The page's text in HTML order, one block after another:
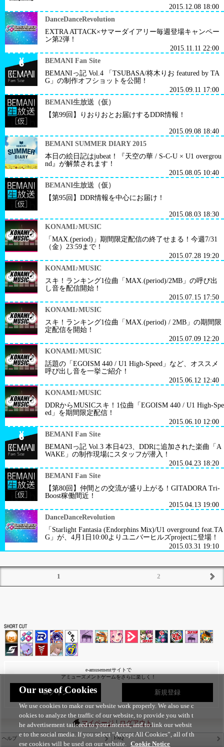
2015.12.08 18:00
DanceDanceRevolution
EXTRA ATTACK×サマーダイアリー毎週登場キャンペー
ン第2弾！
2015.11.11 22:00
BEMANI Fan Site
BEMANIっ記 Vol.4 「TSUBASA/柊木りお featured by TA
G」の制作オフショットを公開！
2015.09.11 17:00
BEMANI生放送（仮）
【第99回】りおりおとお届けするDDR情報！
2015.09.08 18:40
BEMANI SUMMER DIARY 2015
本日の絵日記はjubeat！『天空の華 / S-C-U × U1 overgrou
nd』が解禁されます！
2015.08.05 10:40
BEMANI生放送（仮）
【第95回】DDR情報を中心にお届け！
2015.08.03 18:30
KONAMI♪MUSIC
「MAX.(period)」期間限定配信の終了せまる！今週7/31
（金）23:59まで！
2015.07.28 19:20
KONAMI♪MUSIC
スキ！ランキング1位曲「MAX.(period)/2MB」の呼び出
し音を配信開始！
2015.07.15 17:50
KONAMI♪MUSIC
スキ！ランキング1位曲「MAX.(period) / 2MB」の期間限
定配信を開始！
2015.07.09 12:20
KONAMI♪MUSIC
話題の「EGOISM 440 / U1 High-Speed」など、オススメ
呼び出し音を一挙ご紹介！
2015.06.12 12:40
KONAMI♪MUSIC
DDRからMUSICスキ！1位曲「EGOISM 440 / U1 High-Spe
ed」を期間限定配信！
2015.06.10 12:00
BEMANI Fan Site
BEMANIっ記 Vol.3 本日4/23、DDRに追加された楽曲「A
WAKE」の制作現場にスタッフが潜入！
2015.04.23 18:20
BEMANI Fan Site
【第80回】仲間との交流が盛り上がる！GITADORA Tri-
Boost稼働間近！
2015.04.13 19:00
DanceDanceRevolution
「Starlight Fantasia (Endorphins Mix)/U1 overground feat.TA
G」が、4月1日10:00よりユニバーヒルズprojectに登場！
2015.03.31 19:10
1 2
e-amusementサイトで
アミューズメントゲームをさらに楽しく！
ログイン 新規登録
マイページ|ログアウト
ヘルプ FAQ
Our use of Cookies
We use cookies to make our website work properly. We also use c
ookies to analyze the traffic of our website, to provide you with t
he advertisement tailored to your interest, and to link our websit
e to the social media. If you select “Accept All Cookies”, all of th
ese cookies will be used on our website. Cookie Notice